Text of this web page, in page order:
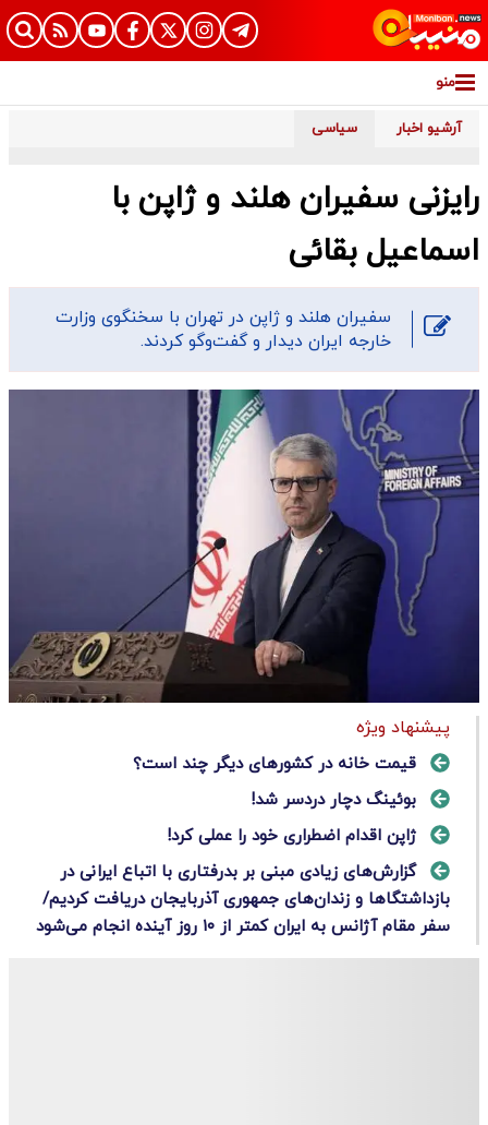
منو
آرشیو اخبار سیاسی
رایزنی سفیران هلند و ژاپن با
اسماعیل بقائی
سفیران هلند و ژاپن در تهران با سخنگوی وزارت
خارجه ایران دیدار و گفت‌وگو کردند.
پیشنهاد ویژه
قیمت خانه در کشورهای دیگر چند است؟
بوئینگ دچار دردسر شد!
ژاپن اقدام اضطراری خود را عملی کرد!
گزارش‌های زیادی مبنی بر بدرفتاری با اتباع ایرانی در
بازداشتگا‌ها و زندان‌های جمهوری آذربایجان دریافت کردیم/
سفر مقام آژانس به ایران کمتر از ۱۰ روز آینده انجام می‌شود